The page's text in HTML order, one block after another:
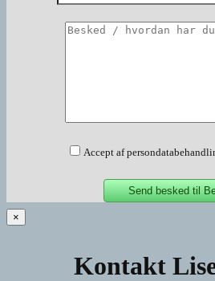
Accept af
×
Kontakt